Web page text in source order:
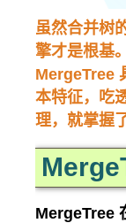
虽然合并树
擎才是根基
MergeTree
本特征，吃
理，就掌握
MergeTree